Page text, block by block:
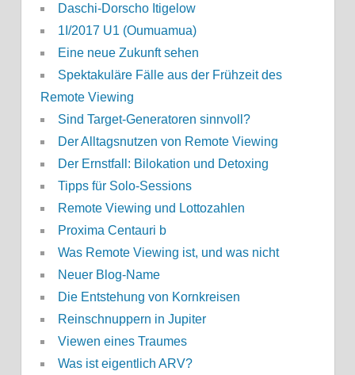
Daschi-Dorscho Itigelow
1I/2017 U1 (Oumuamua)
Eine neue Zukunft sehen
Spektakuläre Fälle aus der Frühzeit des
Remote Viewing
Sind Target-Generatoren sinnvoll?
Der Alltagsnutzen von Remote Viewing
Der Ernstfall: Bilokation und Detoxing
Tipps für Solo-Sessions
Remote Viewing und Lottozahlen
Proxima Centauri b
Was Remote Viewing ist, und was nicht
Neuer Blog-Name
Die Entstehung von Kornkreisen
Reinschnuppern in Jupiter
Viewen eines Traumes
Was ist eigentlich ARV?